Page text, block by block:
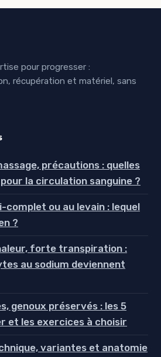
pour progresser :
récupération et matériel, sans
précautions : quelles
la circulation sanguine ?
complet ou au levain : lequel
?
forte transpiration :
au sodium deviennent
genoux préservés : les 5
et les exercices à choisir
variantes et anatomie